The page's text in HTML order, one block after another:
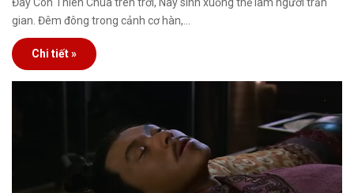
gian. Đêm đông trong cảnh cơ hàn,…
Chi tiết »